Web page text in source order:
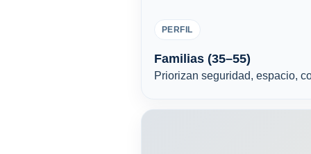
PERFIL
Familias (35–55)
Priorizan seguridad, espacio,